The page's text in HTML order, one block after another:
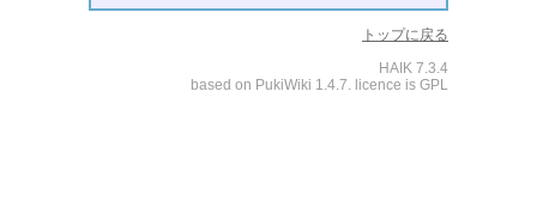
トップに戻る
HAIK 7.3.4
based on PukiWiki 1.4.7. licence is GPL